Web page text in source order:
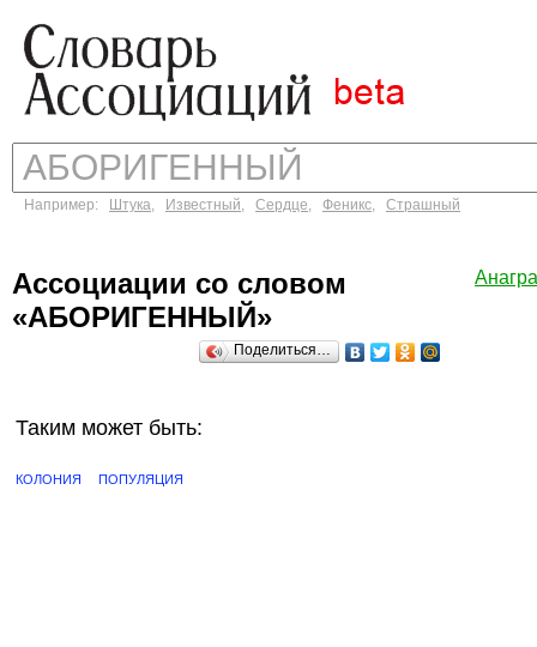
Например: Штука, Известный, Сердце, Феникс, Страшный
Ассоциации со словом
«АБОРИГЕННЫЙ»
Поделиться…
Таким может быть:
КОЛОНИЯ ПОПУЛЯЦИЯ